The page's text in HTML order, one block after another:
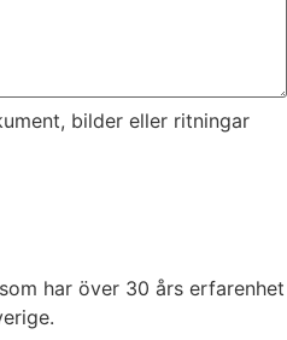
bilder eller ritningar
har över 30 års erfarenhet